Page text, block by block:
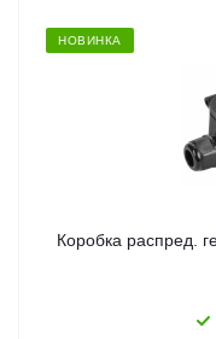
НОВИНКА
Коробка распред.